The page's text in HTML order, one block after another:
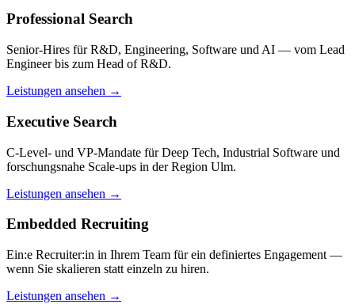
Professional Search
Senior-Hires für R&D, Engineering, Software und AI — vom Lead
Engineer bis zum Head of R&D.
Leistungen ansehen →
Executive Search
C-Level- und VP-Mandate für Deep Tech, Industrial Software und
forschungsnahe Scale-ups in der Region Ulm.
Leistungen ansehen →
Embedded Recruiting
Ein:e Recruiter:in in Ihrem Team für ein definiertes Engagement —
wenn Sie skalieren statt einzeln zu hiren.
Leistungen ansehen →